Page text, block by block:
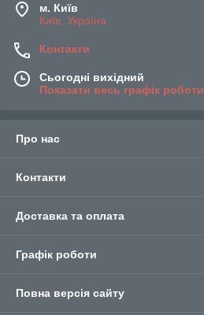
м. Київ
Київ, Україна
Контакти
Сьогодні вихідний
Показати весь графік роботи
Про нас
Контакти
Доставка та оплата
Графік роботи
Повна версія сайту